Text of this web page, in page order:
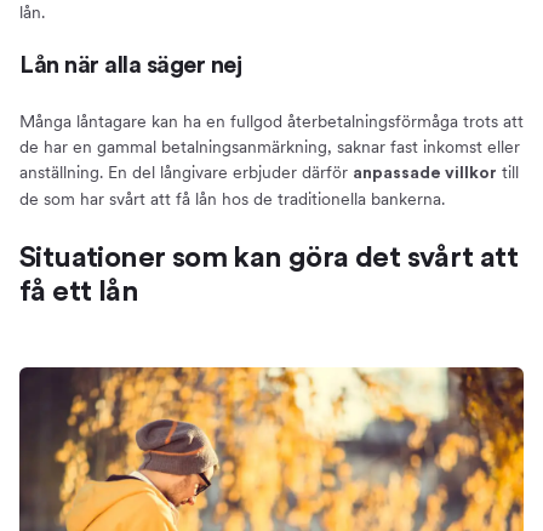
lån.
Lån när alla säger nej
Många låntagare kan ha en fullgod återbetalningsförmåga trots att
de har en gammal betalningsanmärkning, saknar fast inkomst eller
anställning. En del långivare erbjuder därför anpassade villkor till
de som har svårt att få lån hos de traditionella bankerna.
Situationer som kan göra det svårt att
få ett lån